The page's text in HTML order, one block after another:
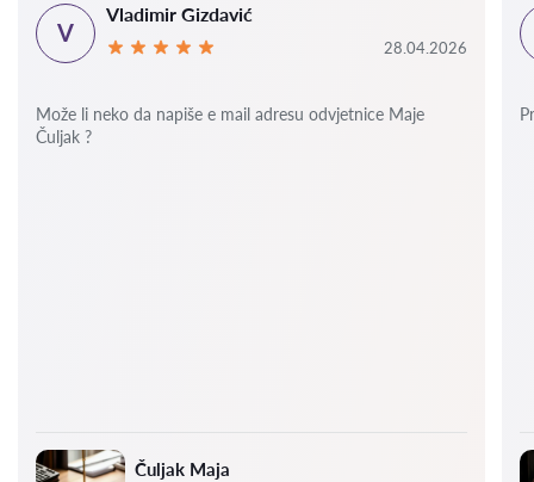
Čuljak Maja
V
Vladimir Gizdavić
28.04.2026
Može li neko da napiše e mail adresu odvjetnice Maje
Čuljak ?